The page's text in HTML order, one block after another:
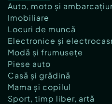
Auto, moto și
Imobiliare
Locuri de muncă
Electronice și
Modă și frumusețe
Piese auto
Casă și grădină
Mama și copilul
Sport, timp liber, artă